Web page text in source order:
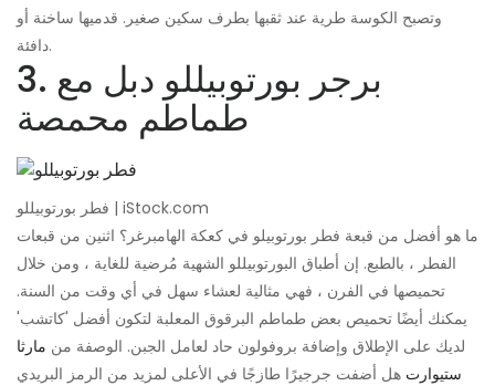
وتصبح الكوسة طرية عند ثقبها بطرف سكين صغير. قدميها ساخنة أو
دافئة.
3. برجر بورتوبيللو دبل مع
طماطم محمصة
فطر بورتوبيللو | iStock.com
ما هو أفضل من قبعة فطر بورتوبيلو في كعكة الهامبرغر؟ اثنين من قبعات
الفطر ، بالطبع. إن أطباق البورتوبيللو الشهية مُرضية للغاية ، ومن خلال
تحميصها في الفرن ، فهي مثالية لعشاء سهل في أي وقت من السنة.
يمكنك أيضًا تحميص بعض طماطم البرقوق المعلبة لتكون أفضل 'كاتشب'
لديك على الإطلاق وإضافة بروفولون حاد لعامل الجبن. الوصفة من مارثا
ستيوارت هل أضفت جرجيرًا طازجًا في الأعلى لمزيد من الرمز البريدي